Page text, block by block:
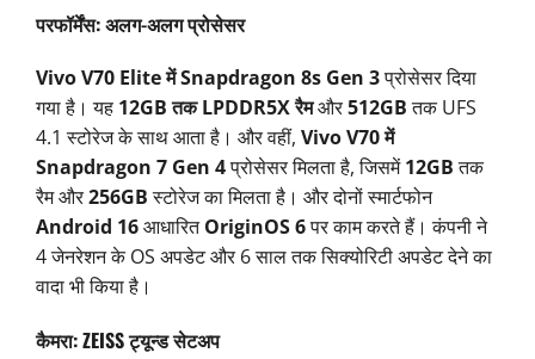
परफॉर्मेंस: अलग-अलग प्रोसेसर
Vivo V70 Elite में Snapdragon 8s Gen 3प्रोसेसर दिया
गया है। यह 12GB तक LPDDR5X रैमऔर512GBतक UFS
4.1 स्टोरेज के साथ आता है। औरवहीं, Vivo V70 में
Snapdragon 7 Gen 4प्रोसेसर मिलता है, जिसमें12GBतक
रैम और256GBस्टोरेज का मिलता है। औरदोनों स्मार्टफोन
Android 16आधारितOriginOS 6पर काम करते हैं। कंपनी ने
4 जेनरेशन के OS अपडेट और 6 साल तक सिक्योरिटी अपडेट देने का
वादा भी किया है।
कैमरा: ZEISS ट्यून्ड सेटअप